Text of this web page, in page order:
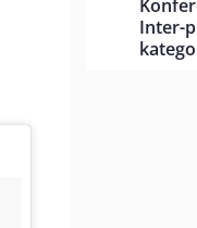
Inter-